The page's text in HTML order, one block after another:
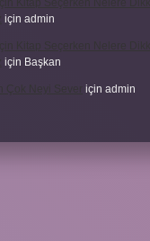
için admin
için Başkan
Çok Neyi Sever için admin